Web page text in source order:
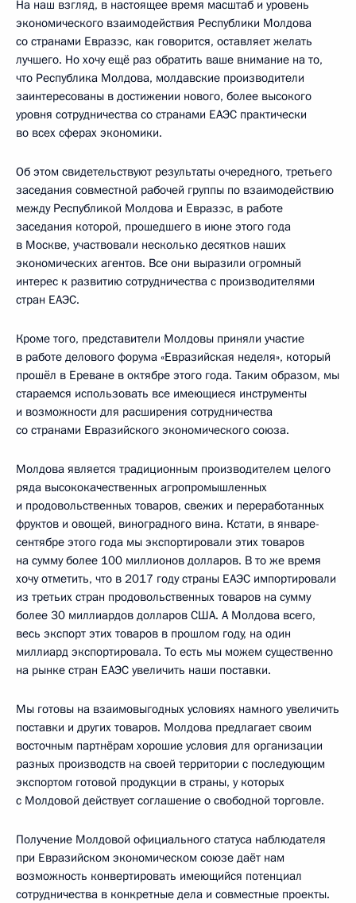
На наш взгляд, в настоящее время масштаб и уровень
экономического взаимодействия Республики Молдова
со странами Евразэс, как говорится, оставляет желать
лучшего. Но хочу ещё раз обратить ваше внимание на то,
что Республика Молдова, молдавские производители
заинтересованы в достижении нового, более высокого
уровня сотрудничества со странами ЕАЭС практически
во всех сферах экономики.
Об этом свидетельствуют результаты очередного, третьего
заседания совместной рабочей группы по взаимодействию
между Республикой Молдова и Евразэс, в работе
заседания которой, прошедшего в июне этого года
в Москве, участвовали несколько десятков наших
экономических агентов. Все они выразили огромный
интерес к развитию сотрудничества с производителями
стран ЕАЭС.
Кроме того, представители Молдовы приняли участие
в работе делового форума «Евразийская неделя», который
прошёл в Ереване в октябре этого года. Таким образом, мы
стараемся использовать все имеющиеся инструменты
и возможности для расширения сотрудничества
со странами Евразийского экономического союза.
Молдова является традиционным производителем целого
ряда высококачественных агропромышленных
и продовольственных товаров, свежих и переработанных
фруктов и овощей, виноградного вина. Кстати, в январе-
сентябре этого года мы экспортировали этих товаров
на сумму более 100 миллионов долларов. В то же время
хочу отметить, что в 2017 году страны ЕАЭС импортировали
из третьих стран продовольственных товаров на сумму
более 30 миллиардов долларов США. А Молдова всего,
весь экспорт этих товаров в прошлом году, на один
миллиард экспортировала. То есть мы можем существенно
на рынке стран ЕАЭС увеличить наши поставки.
Мы готовы на взаимовыгодных условиях намного увеличить
поставки и других товаров. Молдова предлагает своим
восточным партнёрам хорошие условия для организации
разных производств на своей территории с последующим
экспортом готовой продукции в страны, у которых
с Молдовой действует соглашение о свободной торговле.
Получение Молдовой официального статуса наблюдателя
при Евразийском экономическом союзе даёт нам
возможность конвертировать имеющийся потенциал
сотрудничества в конкретные дела и совместные проекты.